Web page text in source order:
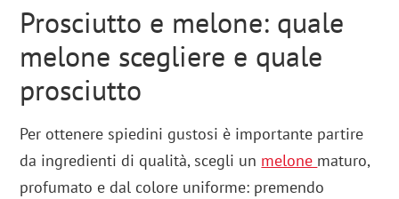
Prosciutto e melone: quale
melone scegliere e quale
prosciutto
Per ottenere spiedini gustosi è importante partire
da ingredienti di qualità, scegli un melone maturo,
profumato e dal colore uniforme: premendo